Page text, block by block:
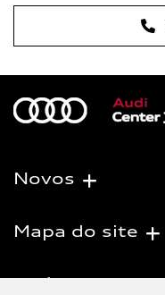
Novos
Mapa do site
Política de